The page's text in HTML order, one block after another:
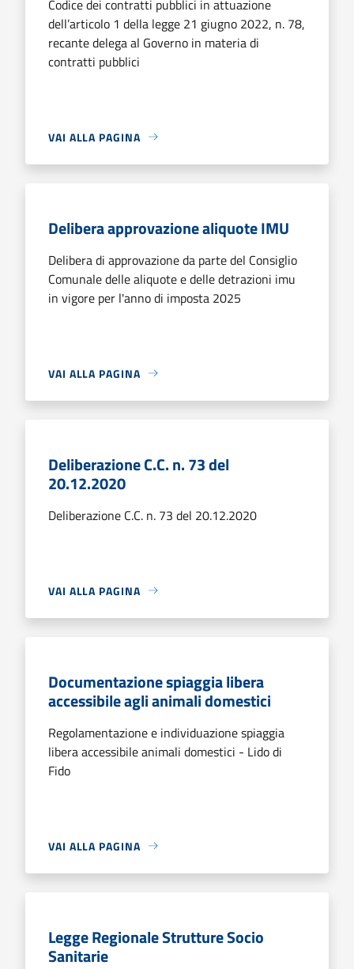
Codice dei contratti pubblici in attuazione
dell’articolo 1 della legge 21 giugno 2022, n. 78,
recante delega al Governo in materia di
contratti pubblici
VAI ALLA PAGINA
Delibera approvazione aliquote IMU
Delibera di approvazione da parte del Consiglio
Comunale delle aliquote e delle detrazioni imu
in vigore per l'anno di imposta 2025
VAI ALLA PAGINA
Deliberazione C.C. n. 73 del
20.12.2020
Deliberazione C.C. n. 73 del 20.12.2020
VAI ALLA PAGINA
Documentazione spiaggia libera
accessibile agli animali domestici
Regolamentazione e individuazione spiaggia
libera accessibile animali domestici - Lido di
Fido
VAI ALLA PAGINA
Legge Regionale Strutture Socio
Sanitarie